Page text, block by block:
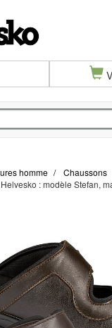
homme
Chaussons
: modèle Stefan,